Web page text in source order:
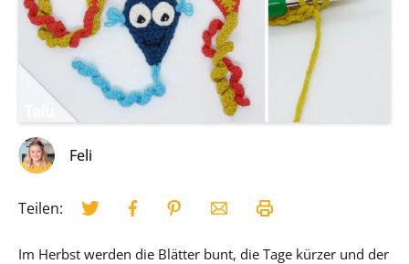
Feli
Teilen:
Im Herbst werden die Blätter bunt, die Tage kürzer und der